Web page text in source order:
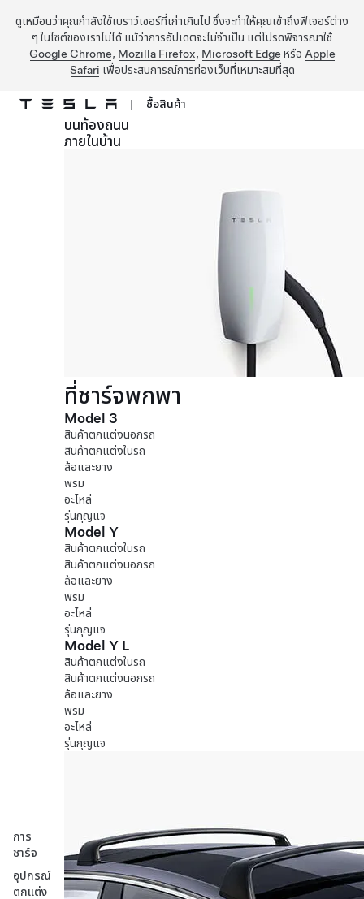
ดูเหมือนว่าคุณกำลังใช้เบราว์เซอร์ที่เก่าเกินไป ซึ่งจะทำให้คุณเข้าถึงฟีเจอร์ต่าง
ๆ ในไซต์ของเราไม่ได้ แม้ว่าการอัปเดตจะไม่จำเป็น แต่โปรดพิจารณาใช้
Google Chrome, Mozilla Firefox, Microsoft Edge หรือ Apple
Safari เพื่อประสบการณ์การท่องเว็บที่เหมาะสมที่สุด
ข้ามไปที่เนื้อหาหลัก
| ซื้อสินค้า
การ
ชาร์จ
อุปกรณ์
ตกแต่ง
บนท้องถนน
ภายในบ้าน
ที่ชาร์จพกพา
Model 3
สินค้าตกแต่งนอกรถ
สินค้าตกแต่งในรถ
ล้อและยาง
พรม
อะไหล่
รุ่นกุญแจ
Model Y
สินค้าตกแต่งในรถ
สินค้าตกแต่งนอกรถ
ล้อและยาง
พรม
อะไหล่
รุ่นกุญแจ
Model Y L
สินค้าตกแต่งในรถ
สินค้าตกแต่งนอกรถ
ล้อและยาง
พรม
อะไหล่
รุ่นกุญแจ